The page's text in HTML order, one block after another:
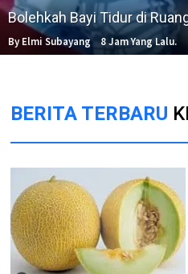
Bolehkah Bayi Tidur di
By Elmi Subayang 8 Jam Yang Lalu.
BERITA TERBARU